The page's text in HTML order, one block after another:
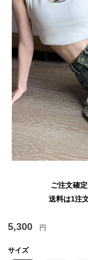
ご注文確
送料は1注
5,300 円
サイズ